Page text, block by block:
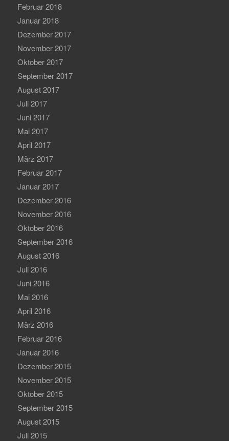
Februar 2018
Januar 2018
Dezember 2017
November 2017
Oktober 2017
September 2017
August 2017
Juli 2017
Juni 2017
Mai 2017
April 2017
März 2017
Februar 2017
Januar 2017
Dezember 2016
November 2016
Oktober 2016
September 2016
August 2016
Juli 2016
Juni 2016
Mai 2016
April 2016
März 2016
Februar 2016
Januar 2016
Dezember 2015
November 2015
Oktober 2015
September 2015
August 2015
Juli 2015